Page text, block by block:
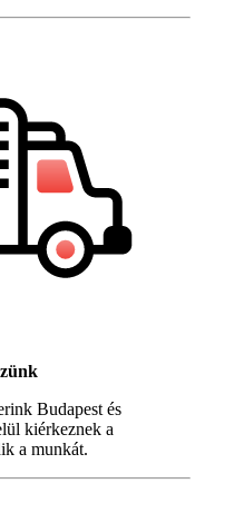
Budapest és
kiérkeznek a
a munkát.